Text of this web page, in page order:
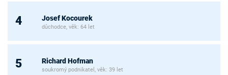
4 Josef Kocourek
důchodce, věk: 64 let
5 Richard Hofman
soukromý podnikatel, věk: 39 let